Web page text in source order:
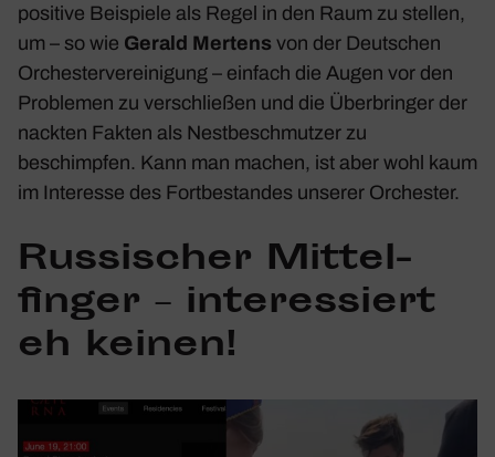
posi­tive Beispiele als Regel in den Raum zu stellen,
um – so wie Gerald Mertens von der Deut­schen
Orches­ter­ver­ei­ni­gung – einfach die Augen vor den
Problemen zu verschließen und die Über­bringer der
nackten Fakten als Nest­be­schmutzer zu
beschimpfen. Kann man machen, ist aber wohl kaum
im Inter­esse des Fort­be­standes unserer Orchester.
Russi­scher Mittel­
finger – inter­es­siert
eh keinen!